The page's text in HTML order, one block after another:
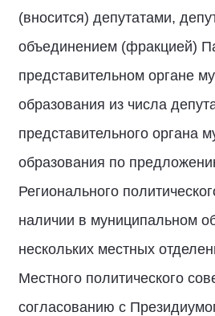
(вносится) депутатами,
объединением (фракцией)
представительном органе
образования из числа
представительного органа
образования по
Регионального
наличии в муниципальном
нескольких местных
Местного политического
согласованию с